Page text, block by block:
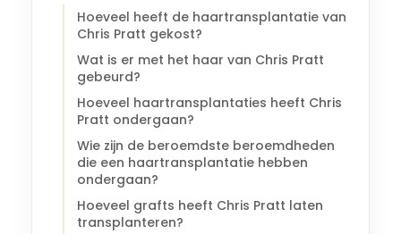
Hoeveel heeft de haartransplantatie van
Chris Pratt gekost?
Wat is er met het haar van Chris Pratt
gebeurd?
Hoeveel haartransplantaties heeft Chris
Pratt ondergaan?
Wie zijn de beroemdste beroemdheden
die een haartransplantatie hebben
ondergaan?
Hoeveel grafts heeft Chris Pratt laten
transplanteren?